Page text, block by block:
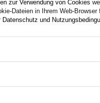
zur Verwendung von Cookies
Dateien in Ihrem Web-
Datenschutz und